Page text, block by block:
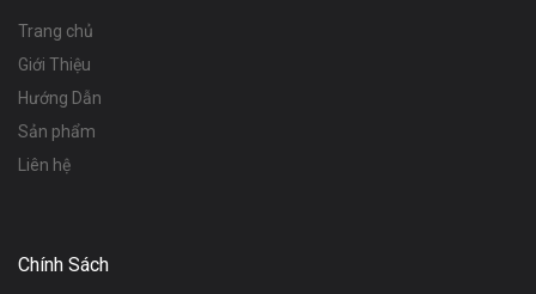
Trang chủ
Giới Thiệu
Hướng Dẫn
Sản phẩm
Liên hệ
Chính Sách